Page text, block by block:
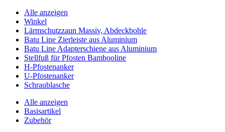
Alle anzeigen
Winkel
Lärmschutzzaun Massiv, Abdeckbohle
Batu Line Zierleiste aus Aluminium
Batu Line Adapterschiene aus Aluminium
Stellfuß für Pfosten Bambooline
H-Pfostenanker
U-Pfostenanker
Schraublasche
Alle anzeigen
Basisartikel
Zubehör